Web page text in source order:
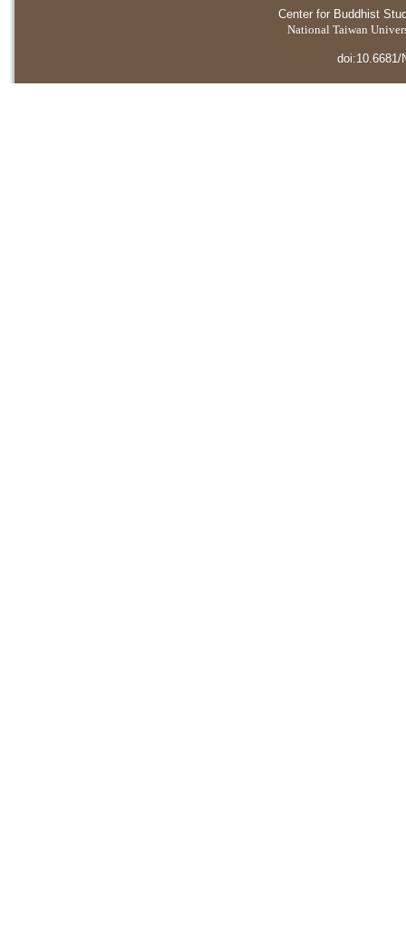
Center for Buddhist
National Taiwan
doi:10.6681/